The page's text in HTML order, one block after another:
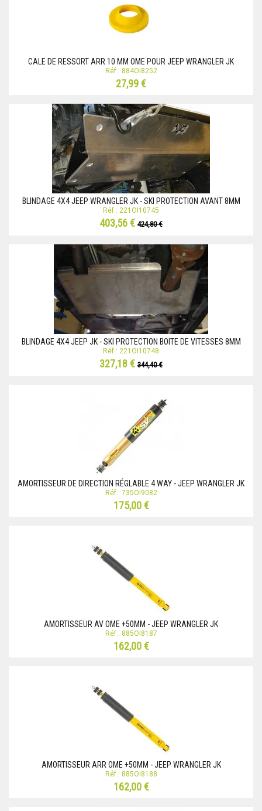
CALE DE RESSORT ARR 10 MM OME POUR JEEP WRANGLER JK
Réf.: 884OI8252
27,99 €
BLINDAGE 4X4 JEEP WRANGLER JK - SKI PROTECTION AVANT 8MM
Réf.: 221OI10745
403,56 € 424,80 €
BLINDAGE 4X4 JEEP JK - SKI PROTECTION BOITE DE VITESSES 8MM
Réf.: 221OI10748
327,18 € 344,40 €
AMORTISSEUR DE DIRECTION RÉGLABLE 4 WAY - JEEP WRANGLER JK
Réf.: 735OI9082
175,00 €
AMORTISSEUR AV OME +50MM - JEEP WRANGLER JK
Réf.: 885OI8187
162,00 €
AMORTISSEUR ARR OME +50MM - JEEP WRANGLER JK
Réf.: 885OI8188
162,00 €